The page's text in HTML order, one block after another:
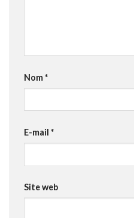
Nom*
E-mail *
Site web